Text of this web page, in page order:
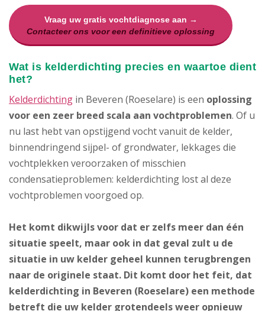
Vraag uw gratis vochtdiagnose aan →
Contacteer ons voor een definitieve oplossing
Wat is kelderdichting precies en waartoe dient
het?
Kelderdichting in Beveren (Roeselare) is een oplossing
voor een zeer breed scala aan vochtproblemen. Of u
nu last hebt van opstijgend vocht vanuit de kelder,
binnendringend sijpel- of grondwater, lekkages die
vochtplekken veroorzaken of misschien
condensatieproblemen: kelderdichting lost al deze
vochtproblemen voorgoed op.
Het komt dikwijls voor dat er zelfs meer dan één
situatie speelt, maar ook in dat geval zult u de
situatie in uw kelder geheel kunnen terugbrengen
naar de originele staat. Dit komt door het feit, dat
kelderdichting in Beveren (Roeselare) een methode
betreft die uw kelder grotendeels weer opnieuw